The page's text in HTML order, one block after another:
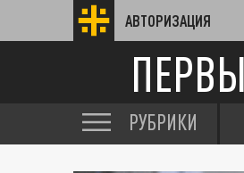
АВТОРИЗАЦИЯ
РУБРИКИ